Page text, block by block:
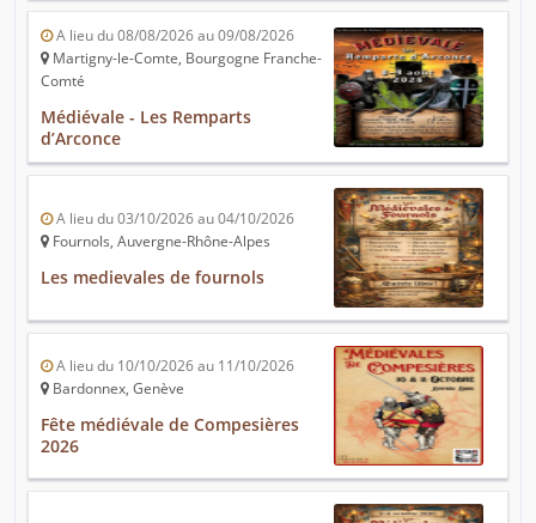
A lieu du 08/08/2026 au 09/08/2026
Martigny-le-Comte, Bourgogne Franche-
Comté
Médiévale - Les Remparts
d’Arconce
A lieu du 03/10/2026 au 04/10/2026
Fournols, Auvergne-Rhône-Alpes
Les medievales de fournols
A lieu du 10/10/2026 au 11/10/2026
Bardonnex, Genève
Fête médiévale de Compesières
2026